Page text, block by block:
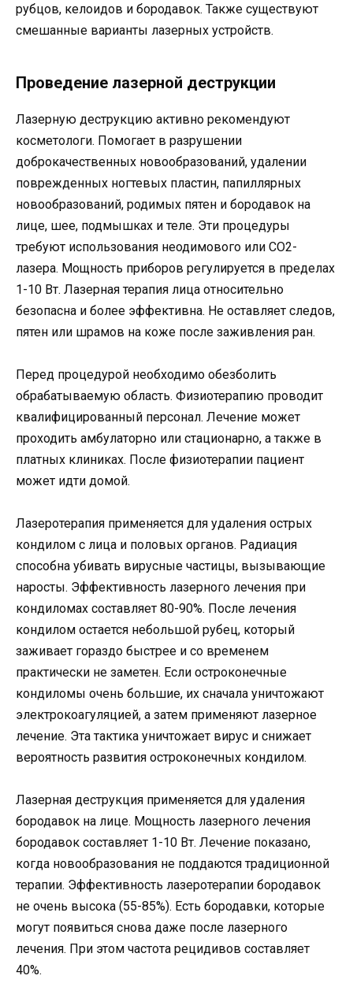
рубцов, келоидов и бородавок. Также существуют
смешанные варианты лазерных устройств.
Проведение лазерной деструкции
Лазерную деструкцию активно рекомендуют
косметологи. Помогает в разрушении
доброкачественных новообразований, удалении
поврежденных ногтевых пластин, папиллярных
новообразований, родимых пятен и бородавок на
лице, шее, подмышках и теле. Эти процедуры
требуют использования неодимового или CO2-
лазера. Мощность приборов регулируется в пределах
1-10 Вт. Лазерная терапия лица относительно
безопасна и более эффективна. Не оставляет следов,
пятен или шрамов на коже после заживления ран.
Перед процедурой необходимо обезболить
обрабатываемую область. Физиотерапию проводит
квалифицированный персонал. Лечение может
проходить амбулаторно или стационарно, а также в
платных клиниках. После физиотерапии пациент
может идти домой.
Лазеротерапия применяется для удаления острых
кондилом с лица и половых органов. Радиация
способна убивать вирусные частицы, вызывающие
наросты. Эффективность лазерного лечения при
кондиломах составляет 80-90%. После лечения
кондилом остается небольшой рубец, который
заживает гораздо быстрее и со временем
практически не заметен. Если остроконечные
кондиломы очень большие, их сначала уничтожают
электрокоагуляцией, а затем применяют лазерное
лечение. Эта тактика уничтожает вирус и снижает
вероятность развития остроконечных кондилом.
Лазерная деструкция применяется для удаления
бородавок на лице. Мощность лазерного лечения
бородавок составляет 1-10 Вт. Лечение показано,
когда новообразования не поддаются традиционной
терапии. Эффективность лазеротерапии бородавок
не очень высока (55-85%). Есть бородавки, которые
могут появиться снова даже после лазерного
лечения. При этом частота рецидивов составляет
40%.